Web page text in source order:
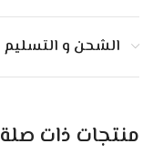
الشحن و التسليم
منتجات ذات صلة